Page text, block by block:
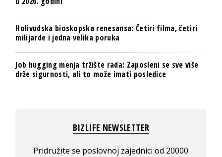
Holivudska bioskopska renesansa: Četiri filma, četiri
milijarde i jedna velika poruka
Job hugging menja tržište rada: Zaposleni se sve više
drže sigurnosti, ali to može imati posledice
BIZLIFE NEWSLETTER
Pridružite se poslovnoj zajednici od 20000